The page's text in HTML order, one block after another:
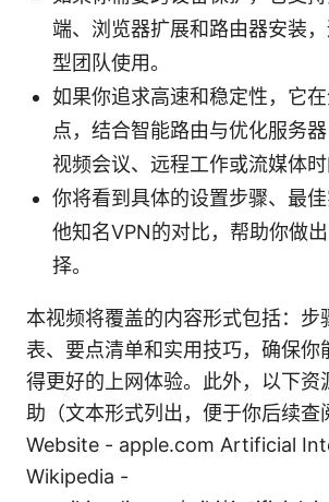
端、浏览器扩展和路由器安装
型团队使用。
如果你追求高速和稳定性，它
点，结合智能路由与优化服务
视频会议、远程工作或流媒体时
你将看到具体的设置步骤、最
他知名VPN的对比，帮助你做
择。
本视频将覆盖的内容形式包括：步
表、要点清单和实用技巧，确保你
得更好的上网体验。此外，以下资
助（文本形式列出，便于你后续查
Website - apple.com Artificial
Wikipedia -